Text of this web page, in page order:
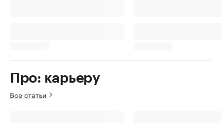
Про: карьеру
Все статьи